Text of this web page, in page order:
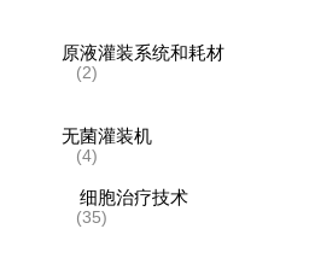
原液灌装系统和耗材
(2)
无菌灌装机
(4)
细胞治疗技术
(35)